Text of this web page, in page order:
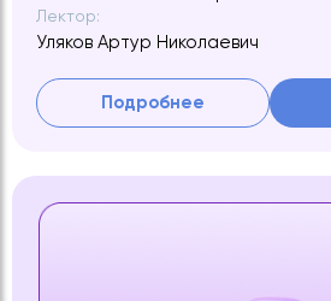
Лектор:
Уляков Артур Николаевич
Подробнее